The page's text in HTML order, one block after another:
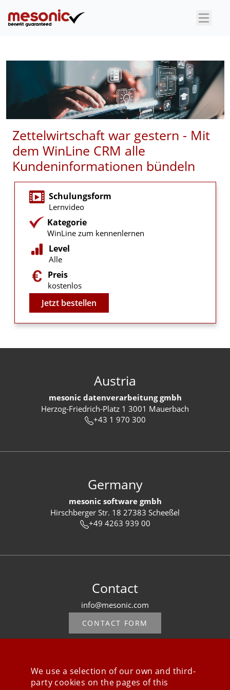
×
Zettelwirtschaft war gestern - Mit
dem WinLine CRM alle
Kundeninformationen bündeln
Schulungsform
Lernvideo
Kategorie
WinLine zum kennenlernen
Level
Alle
Preis
kostenlos
Video
Jetzt bestellen
Austria
mesonic datenverarbeitung gmbh
Herzog-Friedrich-Platz 1 3001 Mauerbach
+43 1 970 300
Germany
mesonic software gmbh
Hirschberger Str. 18 27383 Scheeßel
+49 4263 939 00
Contact
info@mesonic.com
CONTACT FORM
We use a selection of our own and third-
party cookies on the pages of this